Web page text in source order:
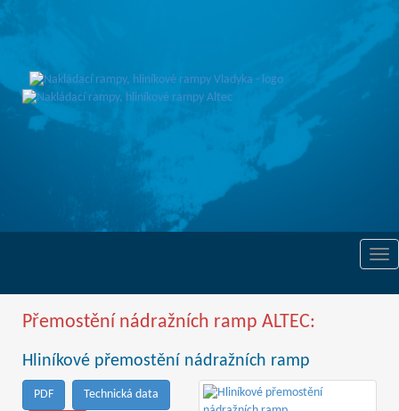
Přemostění nádražních ramp ALTEC:
Hliníkové přemostění nádražních ramp
PDF Technická data